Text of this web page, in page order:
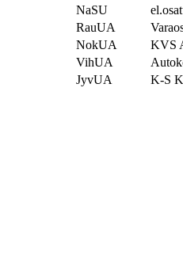
NaSU
RauUA
NokUA
KVS
VihUA
JyvUA
K-S